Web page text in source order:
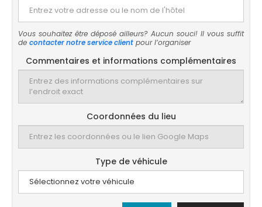
Vous souhaitez être déposé ailleurs? Aucun souci! Il vous suffit
de contacter notre service client pour l’organiser
Commentaires et informations complémentaires
Coordonnées du lieu
Type de véhicule